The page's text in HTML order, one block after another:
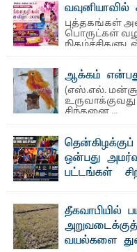
புத்தகங்கள்
பொருட்கள்
ஆக்கம்
(எஸ்.எல்.
சிந்தனை ...
ஒன்பது
பட்டங்கள் –
மற்றும் சிறப்புப் பரிசுகள்
எம்.வை. அமீர்- ஒ
பல்கலைக்கழகத்தின்
தீகவாபியில்
வயல்களை